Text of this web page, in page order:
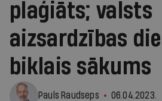
plaģiāts; valsts
aizsardzības
biklais sākums
Pauls Raudseps 06.04.2023.